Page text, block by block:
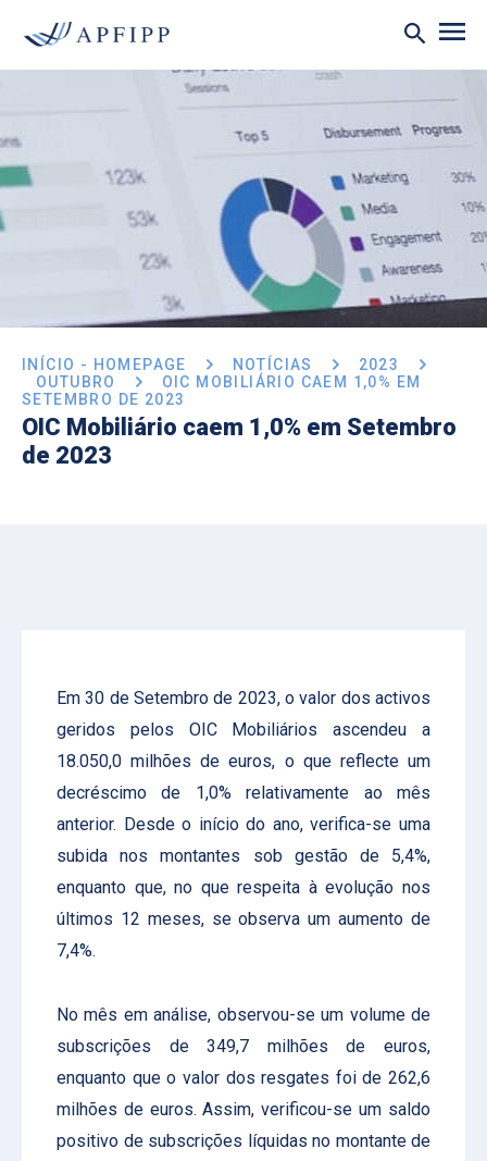
INÍCIO - HOMEPAGE NOTÍCIAS
2023
OUTUBRO
OIC MOBILIÁRIO CAEM 1,0% EM
SETEMBRO DE 2023
OIC Mobiliário caem 1,0% em Setembro
de 2023
Em 30 de Setembro de 2023, o valor dos activos
geridos pelos OIC Mobiliários ascendeu a
18.050,0 milhões de euros, o que reflecte um
decréscimo de 1,0% relativamente ao mês
anterior. Desde o início do ano, verifica-se uma
subida nos montantes sob gestão de 5,4%,
enquanto que, no que respeita à evolução nos
últimos 12 meses, se observa um aumento de
7,4%.
No mês em análise, observou-se um volume de
subscrições de 349,7 milhões de euros,
enquanto que o valor dos resgates foi de 262,6
milhões de euros. Assim, verificou-se um saldo
positivo de subscrições líquidas no montante de